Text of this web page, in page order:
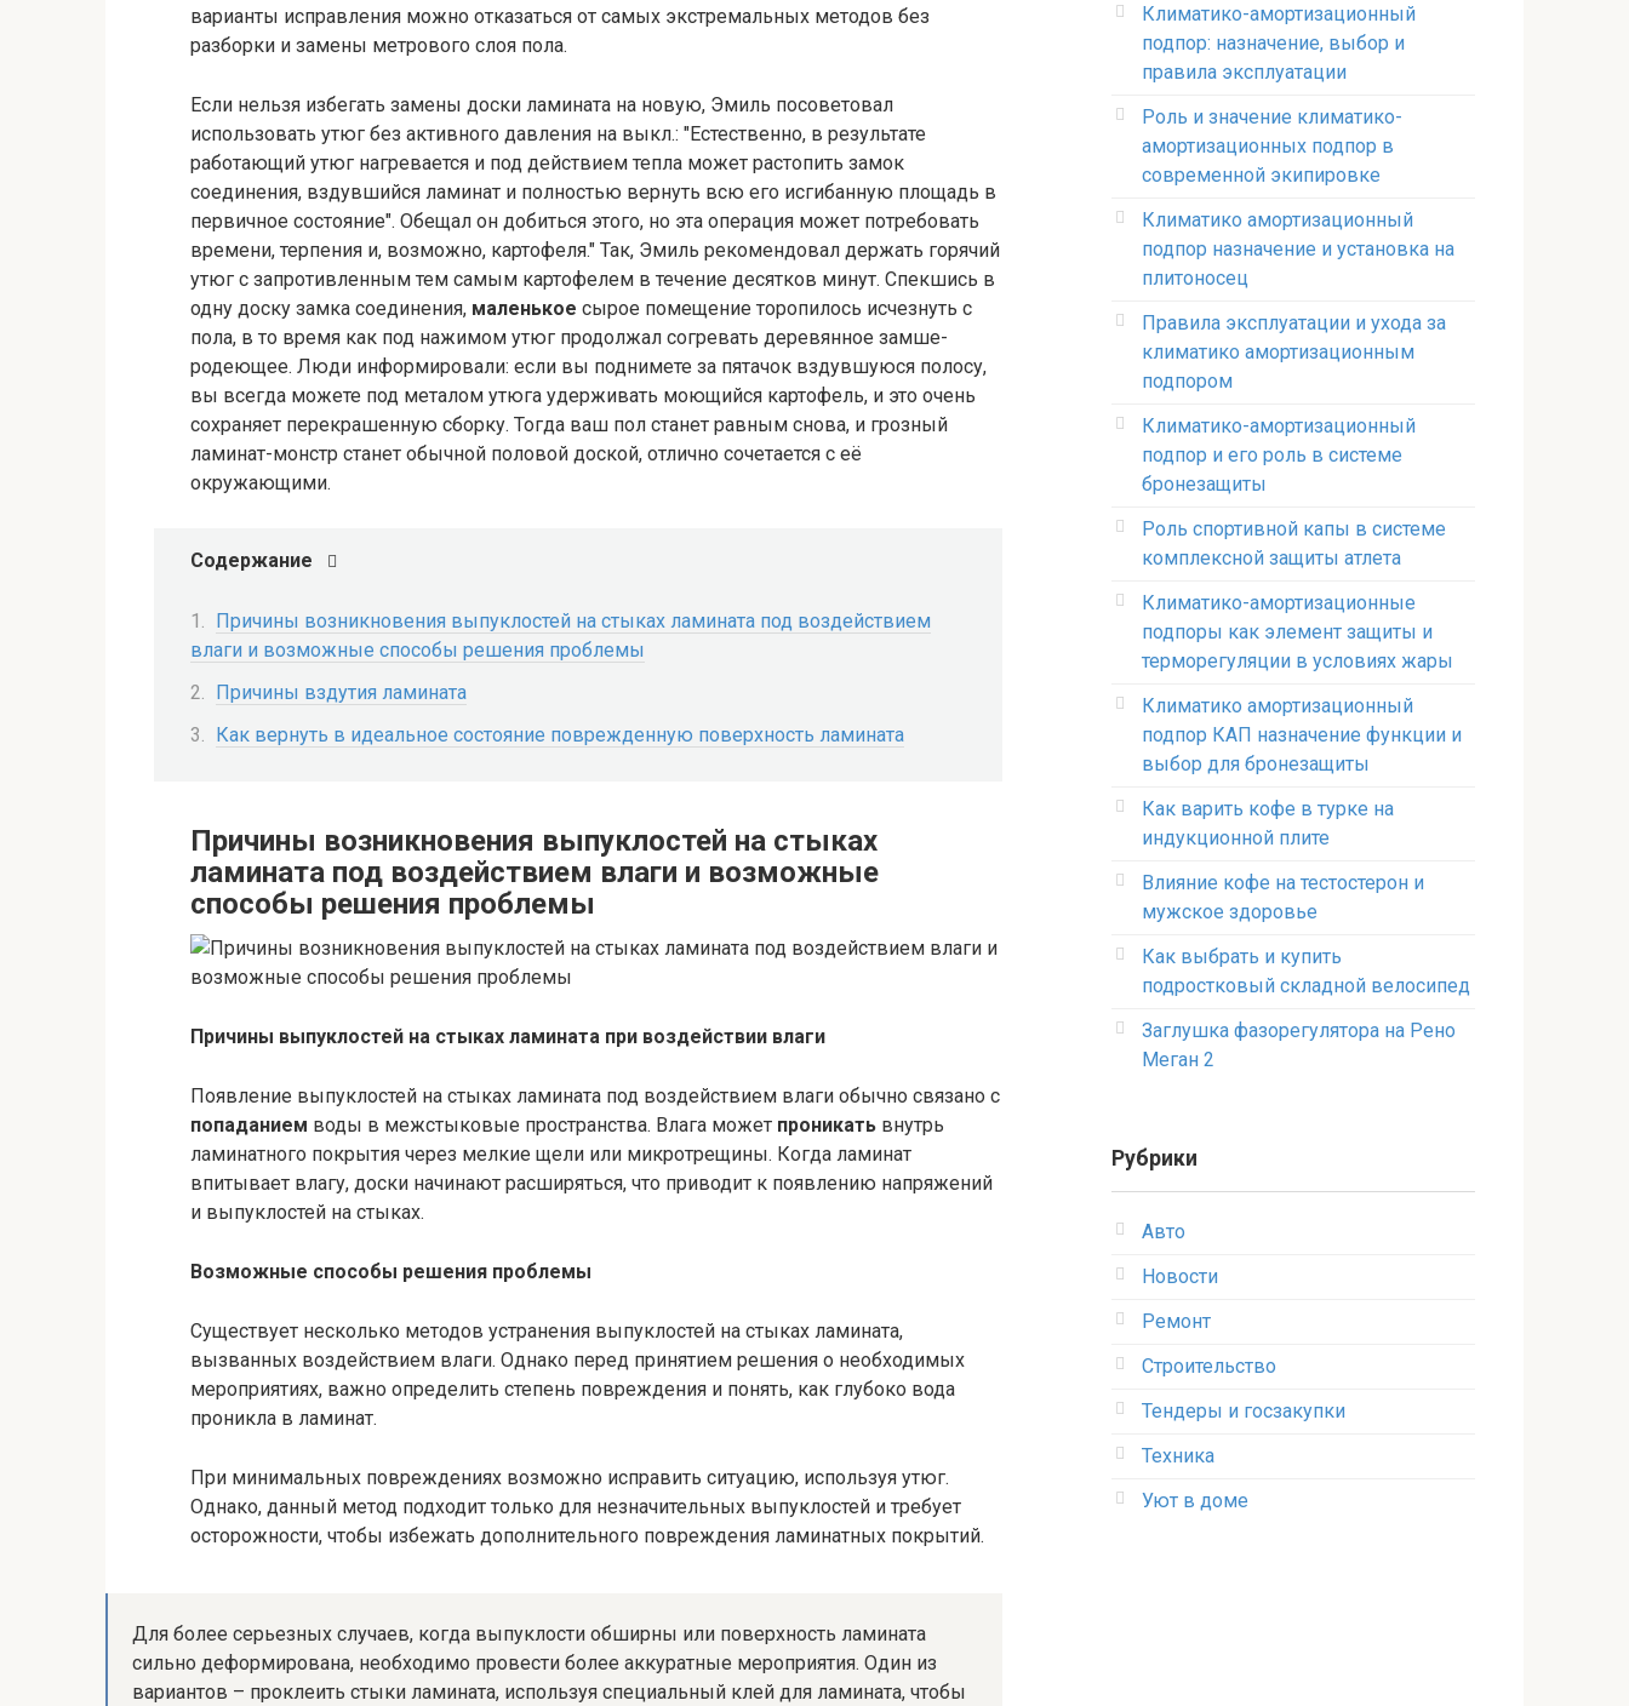
варианты исправления можно отказаться от самых экстремальных методов без
разборки и замены метрового слоя пола.
Если нельзя избегать замены доски ламината на новую, Эмиль посоветовал
использовать утюг без активного давления на выкл.: "Естественно, в результате
работающий утюг нагревается и под действием тепла может растопить замок
соединения, вздувшийся ламинат и полностью вернуть всю его исгибанную площадь в
первичное состояние". Обещал он добиться этого, но эта операция может потребовать
времени, терпения и, возможно, картофеля." Так, Эмиль рекомендовал держать горячий
утюг с запротивленным тем самым картофелем в течение десятков минут. Спекшись в
одну доску замка соединения, маленькое сырое помещение торопилось исчезнуть с
пола, в то время как под нажимом утюг продолжал согревать деревянное замше-
родеющее. Люди информировали: если вы поднимете за пятачок вздувшуюся полосу,
вы всегда можете под металом утюга удерживать моющийся картофель, и это очень
сохраняет перекрашенную сборку. Тогда ваш пол станет равным снова, и грозный
ламинат-монстр станет обычной половой доской, отлично сочетается с её
окружающими.
Содержание
Причины возникновения выпуклостей на стыках ламината под воздействием
влаги и возможные способы решения проблемы
Причины вздутия ламината
Как вернуть в идеальное состояние поврежденную поверхность ламината
Причины возникновения выпуклостей на стыках
ламината под воздействием влаги и возможные
способы решения проблемы
Причины выпуклостей на стыках ламината при воздействии влаги
Появление выпуклостей на стыках ламината под воздействием влаги обычно связано с
попаданием воды в межстыковые пространства. Влага может проникать внутрь
ламинатного покрытия через мелкие щели или микротрещины. Когда ламинат
впитывает влагу, доски начинают расширяться, что приводит к появлению напряжений
и выпуклостей на стыках.
Возможные способы решения проблемы
Существует несколько методов устранения выпуклостей на стыках ламината,
вызванных воздействием влаги. Однако перед принятием решения о необходимых
мероприятиях, важно определить степень повреждения и понять, как глубоко водa
проникла в ламинат.
При минимальных повреждениях возможно исправить ситуацию, используя утюг.
Однако, данный метод подходит только для незначительных выпуклостей и требует
осторожности, чтобы избежать дополнительного повреждения ламинатных покрытий.
Для более серьезных случаев, когда выпуклости обширны или поверхность ламината
сильно деформирована, необходимо провести более аккуратные мероприятия. Один из
вариантов – проклеить стыки ламината, используя специальный клей для ламината, чтобы
Климатико-амортизационный
подпор: назначение, выбор и
правила эксплуатации
Роль и значение климатико-
амортизационных подпор в
современной экипировке
Климатико амортизационный
подпор назначение и установка на
плитоносец
Правила эксплуатации и ухода за
климатико амортизационным
подпором
Климатико-амортизационный
подпор и его роль в системе
бронезащиты
Роль спортивной капы в системе
комплексной защиты атлета
Климатико-амортизационные
подпоры как элемент защиты и
терморегуляции в условиях жары
Климатико амортизационный
подпор КАП назначение функции и
выбор для бронезащиты
Как варить кофе в турке на
индукционной плите
Влияние кофе на тестостерон и
мужское здоровье
Как выбрать и купить
подростковый складной велосипед
Заглушка фазорегулятора на Рено
Меган 2
Рубрики
Авто
Новости
Ремонт
Строительство
Тендеры и госзакупки
Техника
Уют в доме